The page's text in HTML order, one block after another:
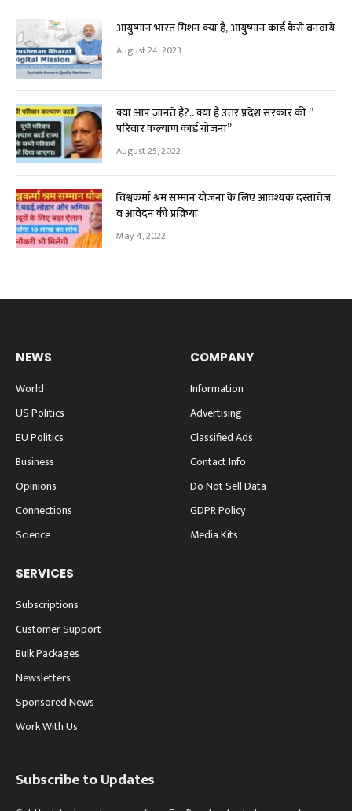
आयुष्मान भारत मिशन क्या है, आयुष्मान कार्ड कैसे बनवाये
August 24, 2023
क्या आप जानते हैं?.. क्या है उत्तर प्रदेश सरकार की ”
परिवार कल्याण कार्ड योजना”
August 25, 2022
विश्वकर्मा श्रम सम्मान योजना के लिए आवश्यक दस्तावेज
व आवेदन की प्रक्रिया
May 4, 2022
NEWS
World
US Politics
EU Politics
Business
Opinions
Connections
Science
COMPANY
Information
Advertising
Classified Ads
Contact Info
Do Not Sell Data
GDPR Policy
Media Kits
SERVICES
Subscriptions
Customer Support
Bulk Packages
Newsletters
Sponsored News
Work With Us
Subscribe to Updates